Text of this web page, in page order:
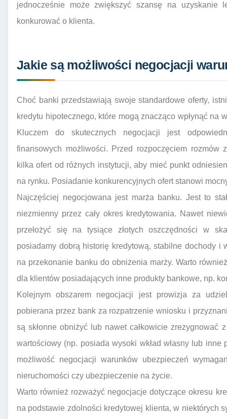
jednocześnie może zwiększyć szansę na uzyskanie
konkurować o klienta.
Jakie są możliwości negocjacji
Choć banki przedstawiają swoje standardowe oferty,
kredytu hipotecznego, które mogą znacząco wpłynąć na
Kluczem do skutecznych negocjacji jest
finansowych możliwości. Przed rozpoczęciem rozmów
kilka ofert od różnych instytucji, aby mieć punkt
na rynku. Posiadanie konkurencyjnych ofert stanowi
Najczęściej negocjowana jest marża banku. Jest to
niezmienny przez cały okres kredytowania. Nawet
przełożyć się na tysiące złotych oszczędności w
posiadamy dobrą historię kredytową, stabilne dochody i
na przekonanie banku do obniżenia marży. Warto
dla klientów posiadających inne produkty bankowe, np.
Kolejnym obszarem negocjacji jest prowizja za
pobierana przez bank za rozpatrzenie wniosku i
są skłonne obniżyć lub nawet całkowicie zrezygnować
wartościowy (np. posiada wysoki wkład własny lub
możliwość negocjacji warunków ubezpieczeń
nieruchomości czy ubezpieczenie na życie.
Warto również rozważyć negocjacje dotyczące okresu
na podstawie zdolności kredytowej klienta, w niektórych